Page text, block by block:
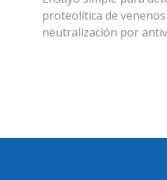
proteolítica de
neutralización por